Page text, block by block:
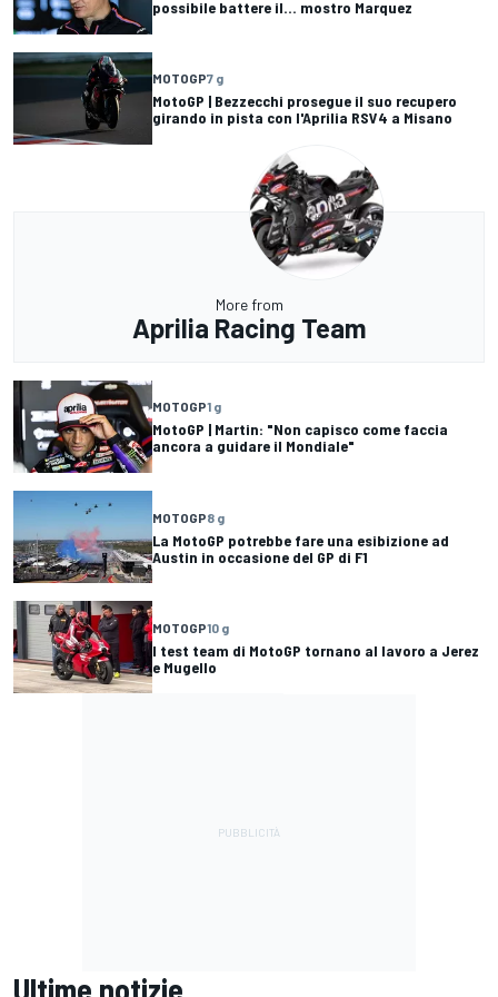
possibile battere il... mostro Marquez
MOTOGP7 g
MotoGP | Bezzecchi prosegue il suo recupero
girando in pista con l'Aprilia RSV4 a Misano
More from
Aprilia Racing Team
MOTOGP1 g
MotoGP | Martin: "Non capisco come faccia
ancora a guidare il Mondiale"
MOTOGP8 g
La MotoGP potrebbe fare una esibizione ad
Austin in occasione del GP di F1
MOTOGP10 g
I test team di MotoGP tornano al lavoro a Jerez
e Mugello